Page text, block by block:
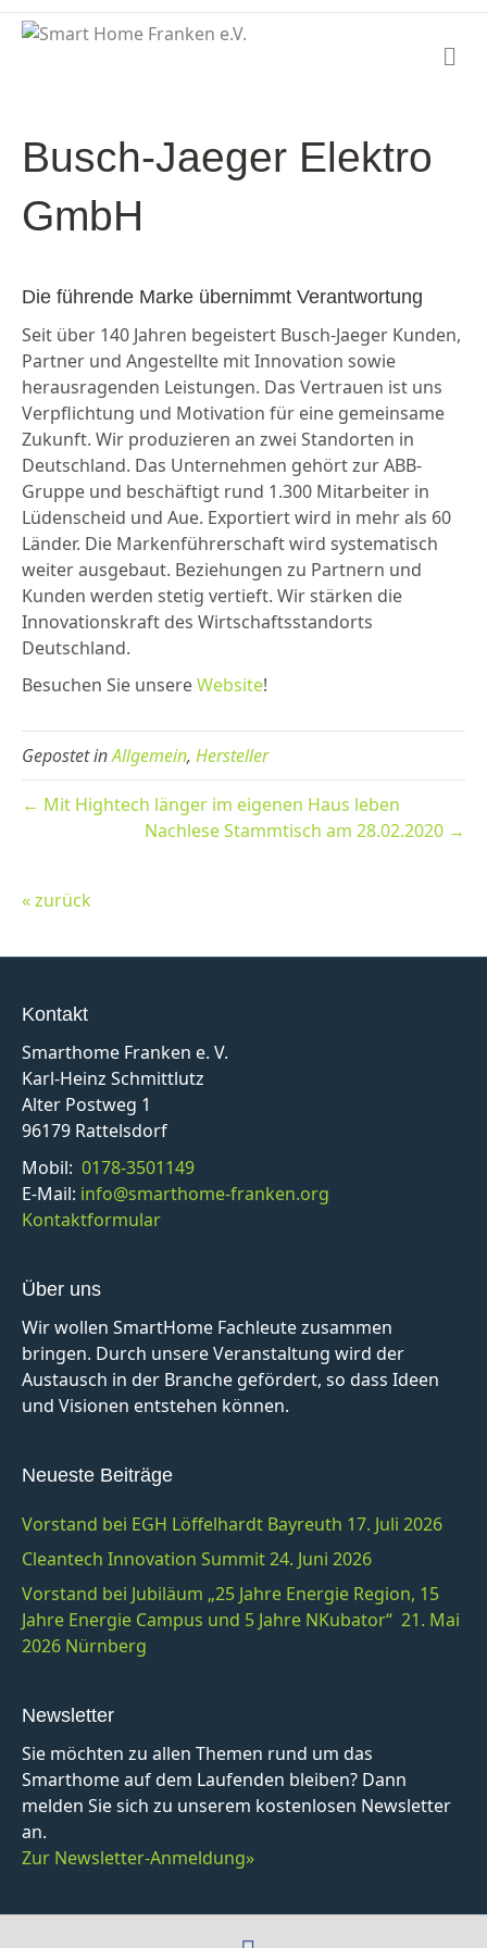
Busch-Jaeger Elektro
GmbH
Die führende Marke übernimmt Verantwortung
Seit über 140 Jahren begeistert Busch-Jaeger Kunden,
Partner und Angestellte mit Innovation sowie
herausragenden Leistungen. Das Vertrauen ist uns
Verpflichtung und Motivation für eine gemeinsame
Zukunft. Wir produzieren an zwei Standorten in
Deutschland. Das Unternehmen gehört zur ABB-
Gruppe und beschäftigt rund 1.300 Mitarbeiter in
Lüdenscheid und Aue. Exportiert wird in mehr als 60
Länder. Die Markenführerschaft wird systematisch
weiter ausgebaut. Beziehungen zu Partnern und
Kunden werden stetig vertieft. Wir stärken die
Innovationskraft des Wirtschaftsstandorts
Deutschland.
Besuchen Sie unsereWebsite!
Gepostet inAllgemein, Hersteller
← Mit Hightech länger im eigenen Haus leben
Nachlese Stammtisch am 28.02.2020 →
« zurück
Kontakt
Smarthome Franken e. V.
Karl-Heinz Schmittlutz
Alter Postweg 1
96179 Rattelsdorf
Mobil: 0178-3501149
E-Mail: info@smarthome-franken.org
Kontaktformular
Über uns
Wir wollen SmartHome Fachleute zusammen
bringen. Durch unsere Veranstaltung wird der
Austausch in der Branche gefördert, so dass Ideen
und Visionen entstehen können.
Neueste Beiträge
Vorstand bei EGH Löffelhardt Bayreuth 17. Juli 2026
Cleantech Innovation Summit 24. Juni 2026
Vorstand bei Jubiläum „25 Jahre Energie Region, 15
Jahre Energie Campus und 5 Jahre NKubator“ 21. Mai
2026 Nürnberg
Newsletter
Sie möchten zu allen Themen rund um das
Smarthome auf dem Laufenden bleiben? Dann
melden Sie sich zu unserem kostenlosen Newsletter
an.
Zur Newsletter-Anmeldung»